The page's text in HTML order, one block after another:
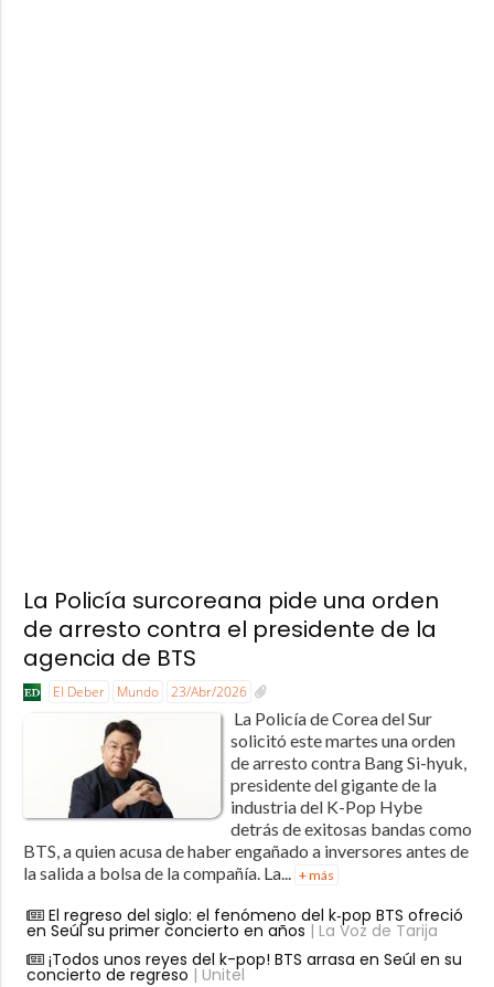
La Policía surcoreana pide una orden
de arresto contra el presidente de la
agencia de BTS
El Deber Mundo 23/Abr/2026
La Policía de Corea del Sur
solicitó este martes una orden
de arresto contra Bang Si-hyuk,
presidente del gigante de la
industria del K-Pop Hybe
detrás de exitosas bandas como
BTS, a quien acusa de haber engañado a inversores antes de
la salida a bolsa de la compañía. La...
+ más
El regreso del siglo: el fenómeno del k‑pop BTS ofreció
en Seúl su primer concierto en años | La Voz de Tarija
¡Todos unos reyes del k-pop! BTS arrasa en Seúl en su
concierto de regreso | Unitel